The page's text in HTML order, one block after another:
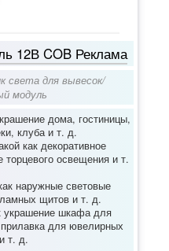
12В COB Реклама
света для вывесок/
модуль
дома, гостиницы,
клуба и т. д.
как декоративное
освещения и т.
наружные световые
щитов и т. д.
украшение шкафа для
для ювелирных
т. д.